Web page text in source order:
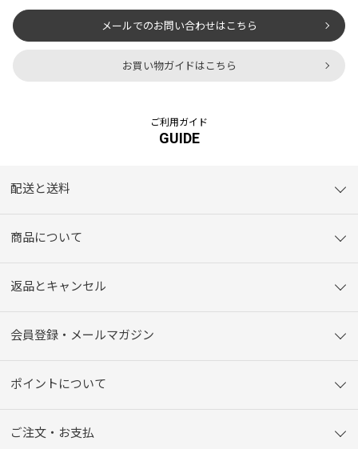
メールでのお問い合わせはこちら
お買い物ガイドはこちら
ご利用ガイド
GUIDE
配送と送料
商品について
返品とキャンセル
会員登録・メールマガジン
ポイントについて
ご注文・お支払